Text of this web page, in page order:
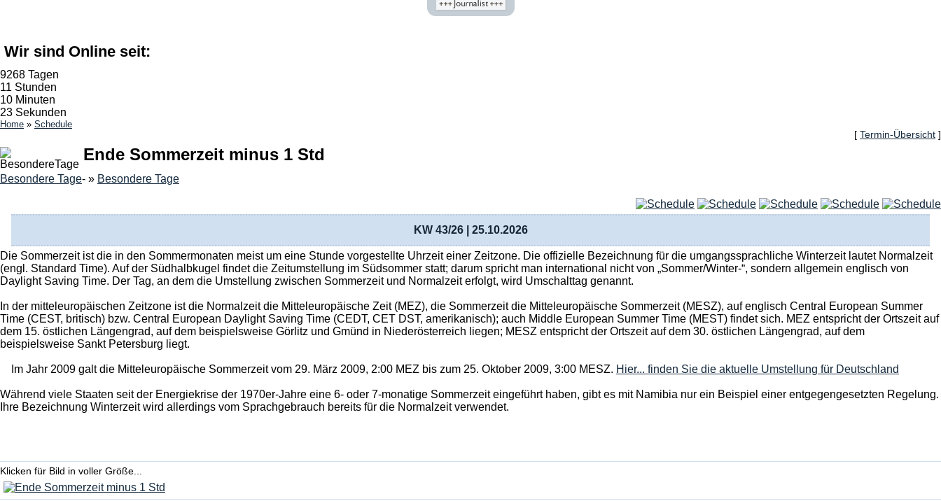
Wir sind Online seit:
9268 Tagen
11 Stunden
10 Minuten
24 Sekunden
Home » Schedule
[ Termin-Übersicht ]
Ende Sommerzeit minus 1 Std
Besondere Tage- » Besondere Tage
KW 43/26 | 25.10.2026
Die Sommerzeit ist die in den Sommermonaten meist um eine Stunde vorgestellte Uhrzeit einer Zeitzone. Die offizielle Bezeichnung für die umgangssprachliche Winterzeit lautet Normalzeit
(engl. Standard Time). Auf der Südhalbkugel findet die Zeitumstellung im Südsommer statt; darum spricht man international nicht von „Sommer/Winter-“, sondern allgemein englisch von
Daylight Saving Time. Der Tag, an dem die Umstellung zwischen Sommerzeit und Normalzeit erfolgt, wird Umschalttag genannt.
In der mitteleuropäischen Zeitzone ist die Normalzeit die Mitteleuropäische Zeit (MEZ), die Sommerzeit die Mitteleuropäische Sommerzeit (MESZ), auf englisch Central European Summer
Time (CEST, britisch) bzw. Central European Daylight Saving Time (CEDT, CET DST, amerikanisch); auch Middle European Summer Time (MEST) findet sich. MEZ entspricht der Ortszeit auf
dem 15. östlichen Längengrad, auf dem beispielsweise Görlitz und Gmünd in Niederösterreich liegen; MESZ entspricht der Ortszeit auf dem 30. östlichen Längengrad, auf dem
beispielsweise Sankt Petersburg liegt.
Im Jahr 2009 galt die Mitteleuropäische Sommerzeit vom 29. März 2009, 2:00 MEZ bis zum 25. Oktober 2009, 3:00 MESZ. Hier... finden Sie die aktuelle Umstellung für Deutschland
Während viele Staaten seit der Energiekrise der 1970er-Jahre eine 6- oder 7-monatige Sommerzeit eingeführt haben, gibt es mit Namibia nur ein Beispiel einer entgegengesetzten Regelung.
Ihre Bezeichnung Winterzeit wird allerdings vom Sprachgebrauch bereits für die Normalzeit verwendet.
Klicken für Bild in voller Größe...